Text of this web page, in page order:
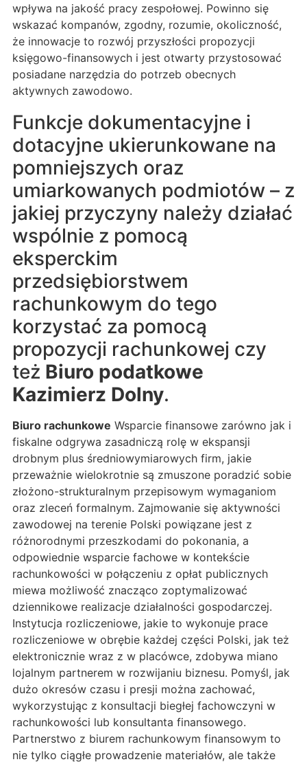
wpływa na jakość pracy zespołowej. Powinno się
wskazać kompanów, zgodny, rozumie, okoliczność,
że innowacje to rozwój przyszłości propozycji
księgowo-finansowych i jest otwarty przystosować
posiadane narzędzia do potrzeb obecnych
aktywnych zawodowo.
Funkcje dokumentacyjne i
dotacyjne ukierunkowane na
pomniejszych oraz
umiarkowanych podmiotów – z
jakiej przyczyny należy działać
wspólnie z pomocą
eksperckim
przedsiębiorstwem
rachunkowym do tego
korzystać za pomocą
propozycji rachunkowej czy
też Biuro podatkowe
Kazimierz Dolny.
Biuro rachunkowe Wsparcie finansowe zarówno jak i
fiskalne odgrywa zasadniczą rolę w ekspansji
drobnym plus średniowymiarowych firm, jakie
przeważnie wielokrotnie są zmuszone poradzić sobie
złożono-strukturalnym przepisowym wymaganiom
oraz zleceń formalnym. Zajmowanie się aktywności
zawodowej na terenie Polski powiązane jest z
różnorodnymi przeszkodami do pokonania, a
odpowiednie wsparcie fachowe w kontekście
rachunkowości w połączeniu z opłat publicznych
miewa możliwość znacząco zoptymalizować
dziennikowe realizacje działalności gospodarczej.
Instytucja rozliczeniowe, jakie to wykonuje prace
rozliczeniowe w obrębie każdej części Polski, jak też
elektronicznie wraz z w placówce, zdobywa miano
lojalnym partnerem w rozwijaniu biznesu. Pomyśl, jak
dużo okresów czasu i presji można zachować,
wykorzystując z konsultacji biegłej fachowczyni w
rachunkowości lub konsultanta finansowego.
Partnerstwo z biurem rachunkowym finansowym to
nie tylko ciągłe prowadzenie materiałów, ale także